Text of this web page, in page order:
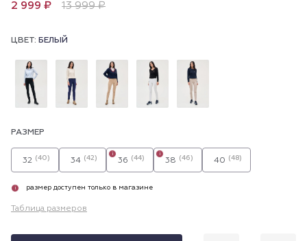
2 999 ₽ 13 999 ₽
ЦВЕТ: БЕЛЫЙ
РАЗМЕР
32 (40) 34 (42) 36 (44)
i
38 (46)
i
40 (48)
i размер доступен только в магазине
Таблица размеров